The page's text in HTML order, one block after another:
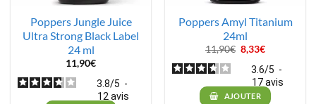
Poppers Jungle Juice
Ultra Strong Black Label
24 ml
11,90€
3.8/5 -
12 avis
Poppers Amyl Titanium
24ml
11,90€ Le
prix
initial
était :
11,90€.
8,33€Le
actuel
est :
8,33€.
3.6/5 -
17avis
AJOUTER